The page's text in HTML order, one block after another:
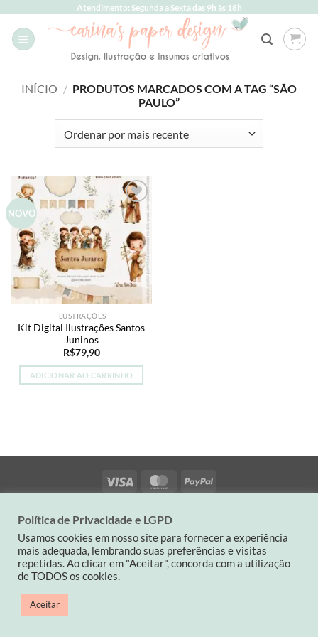
content
Atendimento: Segunda a Sexta das 9h às 18h
INÍCIO / PRODUTOS MARCADOS COM A TAG “SÃO
PAULO”
NOVO
Add to
wishlist
ILUSTRAÇÕES
Kit Digital Ilustrações Santos
Juninos
R$79,90
ADICIONAR AO CARRINHO
Visa MasterCardPayPal
CNPJ: 34501714/0001-03
Copyright 2026 ©
Política de Privacidade e LGPD
Usamos cookies em nosso site para fornecer a experiência
mais adequada, lembrando suas preferências e visitas
repetidas. Ao clicar em "Aceitar", concorda com a utilização
de TODOS os cookies.
Aceitar